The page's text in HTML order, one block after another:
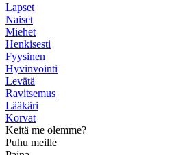
Lapset
Naiset
Miehet
Henkisesti
Fyysinen
Hyvinvointi
Levätä
Ravitsemus
Lääkäri
Korvat
Keitä me olemme?
Puhu meille